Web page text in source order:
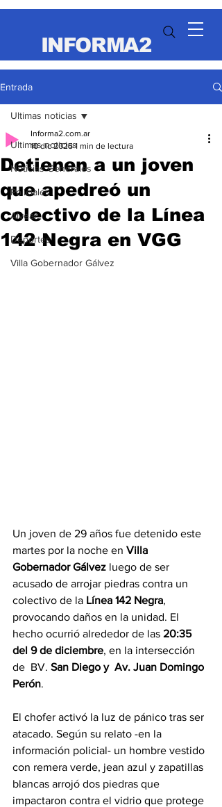
INFORMA2
Entrada
Ultimas noticias
Noticias Generales
Policiales
Alvear
Deportes
Villa Gobernador Gálvez
Ultimas noticias
Detienen a un joven
que apedreó un
colectivo de la Línea
142 Negra en VGG
Informa2.com.ar
10 dic 2025 1 min de lectura
Un joven de 29 años fue detenido este
martes por la noche en Villa
Gobernador Gálvez luego de ser
acusado de arrojar piedras contra un
colectivo de la Línea 142 Negra,
provocando daños en la unidad. El
hecho ocurrió alrededor de las 20:35
del 9 de diciembre, en la intersección
de  BV. San Diego y  Av. Juan Domingo
Perón.
El chofer activó la luz de pánico tras ser
atacado. Según su relato -en la
información policial- un hombre vestido
con remera verde, jean azul y zapatillas
blancas arrojó dos piedras que
impactaron contra el vidrio que protege